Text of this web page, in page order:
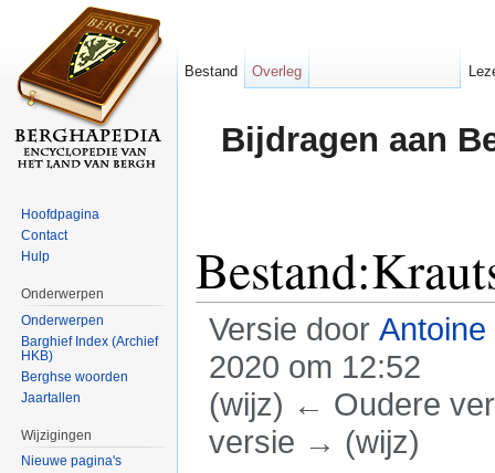
Bijdragen aan
Versie door
2020 om 12:52
(wijz) ← Oudere
versie → (wijz)
Bestand Overleg
Hoofdpagina
Contact
Hulp
Onderwerpen
Onderwerpen
Barghief Index (Archief
HKB)
Berghse woorden
Jaartallen
Wijzigingen
Nieuwe pagina's